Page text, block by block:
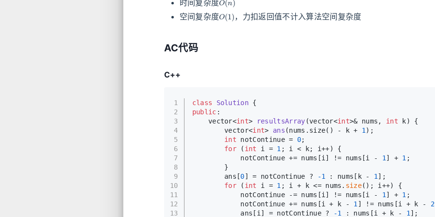
时间复杂度
空间复杂度
O (1)
，力扣返回值不计入算法空间复杂度
AC代码
C++
1
2
3
4
5
6
7
8
9
10
11
12
13
class Solution {
public :
vector<int> resultsArray (vector<int>& nums, int k)
{
vector<int> ans (nums.size() - k + 1 ) ;
int notContinue = 0;
for ( int i = 1 ; i < k; i++) {
            notContinue += nums[i] != nums[i -
1 ] + 1 ;
        }
        ans[
0] = notContinue ? -1 : nums[k - 1 ];
for ( int i = 1 ; i + k <= nums. size(); i++) {
            notContinue -= nums[i] != nums[i -
1 ] + 1 ;
            notContinue += nums[i + k -
1 ] != nums[i + k - 2
            ans[i] = notContinue ?
-1 : nums[i + k - 1 ];